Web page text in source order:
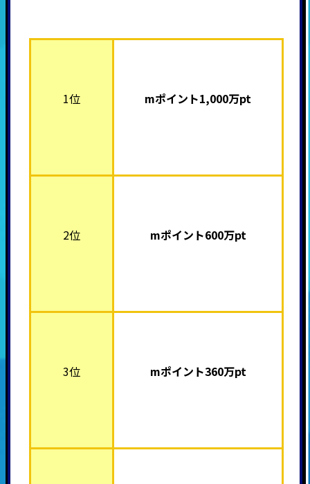
1位 mポイント1,000万pt
2位 mポイント600万pt
3位 mポイント360万pt